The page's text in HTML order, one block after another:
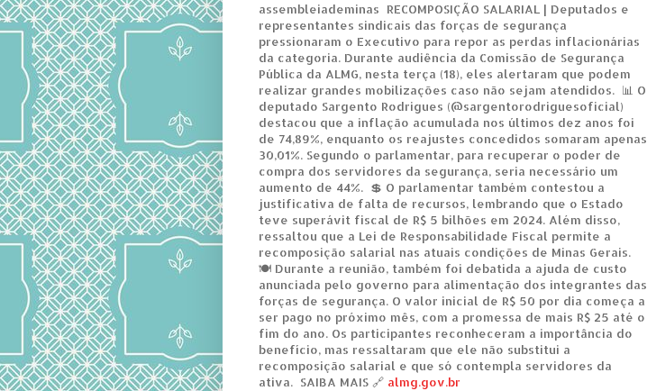
assembleiademinas RECOMPOSIÇÃO SALARIAL | Deputados e
representantes sindicais das forças de segurança
pressionaram o Executivo para repor as perdas inflacionárias
da categoria. Durante audiência da Comissão de Segurança
Pública da ALMG, nesta terça (18), eles alertaram que podem
realizar grandes mobilizações caso não sejam atendidos. 📊 O
deputado Sargento Rodrigues (@sargentorodriguesoficial)
destacou que a inflação acumulada nos últimos dez anos foi
de 74,89%, enquanto os reajustes concedidos somaram apenas
30,01%. Segundo o parlamentar, para recuperar o poder de
compra dos servidores da segurança, seria necessário um
aumento de 44%. 💲 O parlamentar também contestou a
justificativa de falta de recursos, lembrando que o Estado
teve superávit fiscal de R$ 5 bilhões em 2024. Além disso,
ressaltou que a Lei de Responsabilidade Fiscal permite a
recomposição salarial nas atuais condições de Minas Gerais.
🍽️ Durante a reunião, também foi debatida a ajuda de custo
anunciada pelo governo para alimentação dos integrantes das
forças de segurança. O valor inicial de R$ 50 por dia começa a
ser pago no próximo mês, com a promessa de mais R$ 25 até o
fim do ano. Os participantes reconheceram a importância do
benefício, mas ressaltaram que ele não substitui a
recomposição salarial e que só contempla servidores da
ativa. SAIBA MAIS 🔗 almg.gov.br